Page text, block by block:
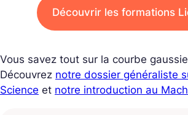
Découvrir les formations
Vous savez tout sur la courbe
Découvrez notre dossier généraliste
Science et notre introduction au